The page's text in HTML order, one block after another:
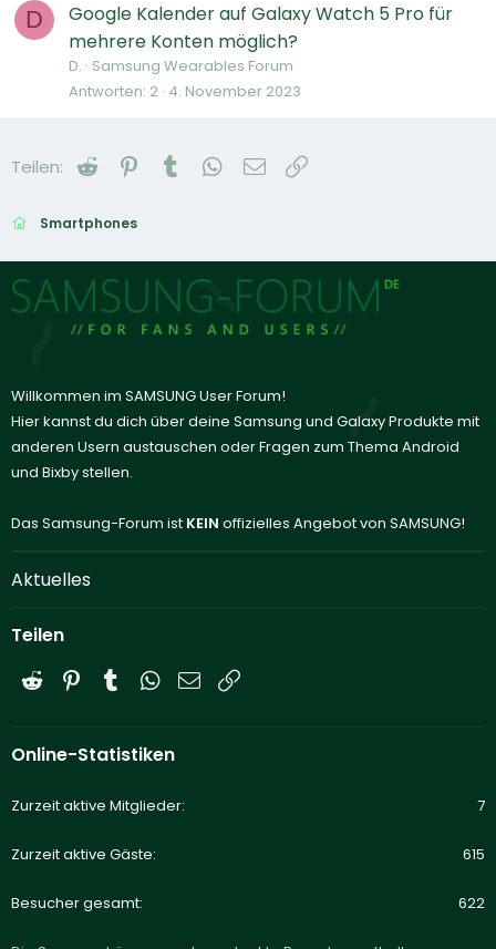
D
Google Kalender auf Galaxy Watch 5 Pro für
mehrere Konten möglich?
D. Samsung Wearables Forum
Antworten 2 4. November 2023
Teilen: Reddit Pinterest
Tumblr WhatsApp
E-Mail
Smartphones
Willkommen im SAMSUNG User Forum!
Hier kannst du dich über deine Samsung und Galaxy Produkte mit
anderen Usern austauschen oder Fragen zum Thema Android
und Bixby stellen.
Das Samsung-Forum ist KEIN offizielles Angebot von SAMSUNG!
Aktuelles
Teilen
Reddit PinterestTumblrWhatsApp
E-Mail
Online-Statistiken
Zurzeit aktive Mitglieder 7
Zurzeit aktive Gäste 615
Besucher gesamt 622